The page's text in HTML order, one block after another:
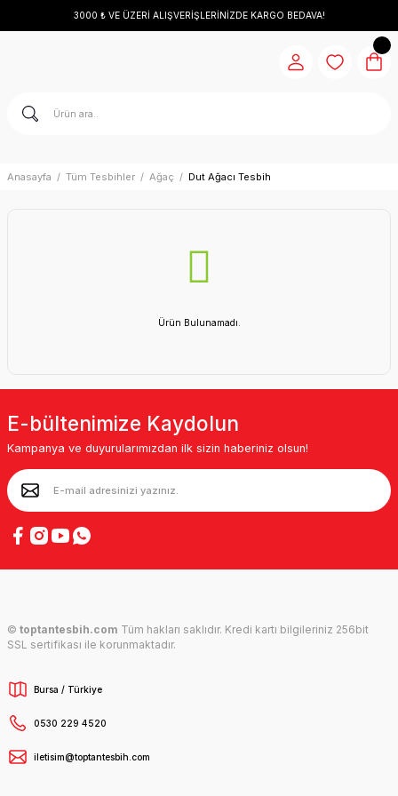
3000 ₺ VE ÜZERİ ALIŞVERİŞLERİNİZDE KARGO BEDAVA!
Anasayfa Tüm Tesbihler Ağaç Dut Ağacı Tesbih
Ürün Bulunamadı.
E-bültenimize Kaydolun
Kampanya ve duyurularımızdan ilk sizin haberiniz olsun!
© toptantesbih.com Tüm hakları saklıdır. Kredi kartı bilgileriniz 256bit
SSL sertifikası ile korunmaktadır.
Bursa / Türkiye
0530 229 4520
iletisim@toptantesbih.com